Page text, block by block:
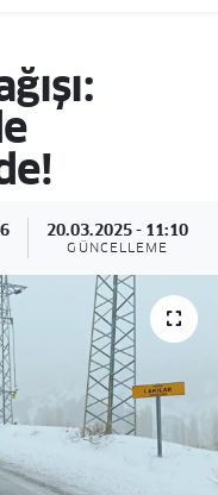
20.03.2025 - 11:10
GÜNCELLEME